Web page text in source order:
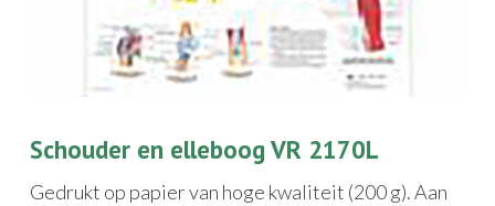
Schouder en elleboog VR 2170L
Gedrukt op papier van hoge kwaliteit (200 g). Aan